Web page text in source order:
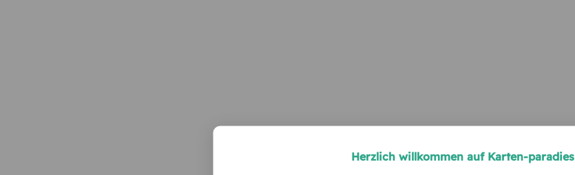
Herzlich willkommen auf Karten-paradies